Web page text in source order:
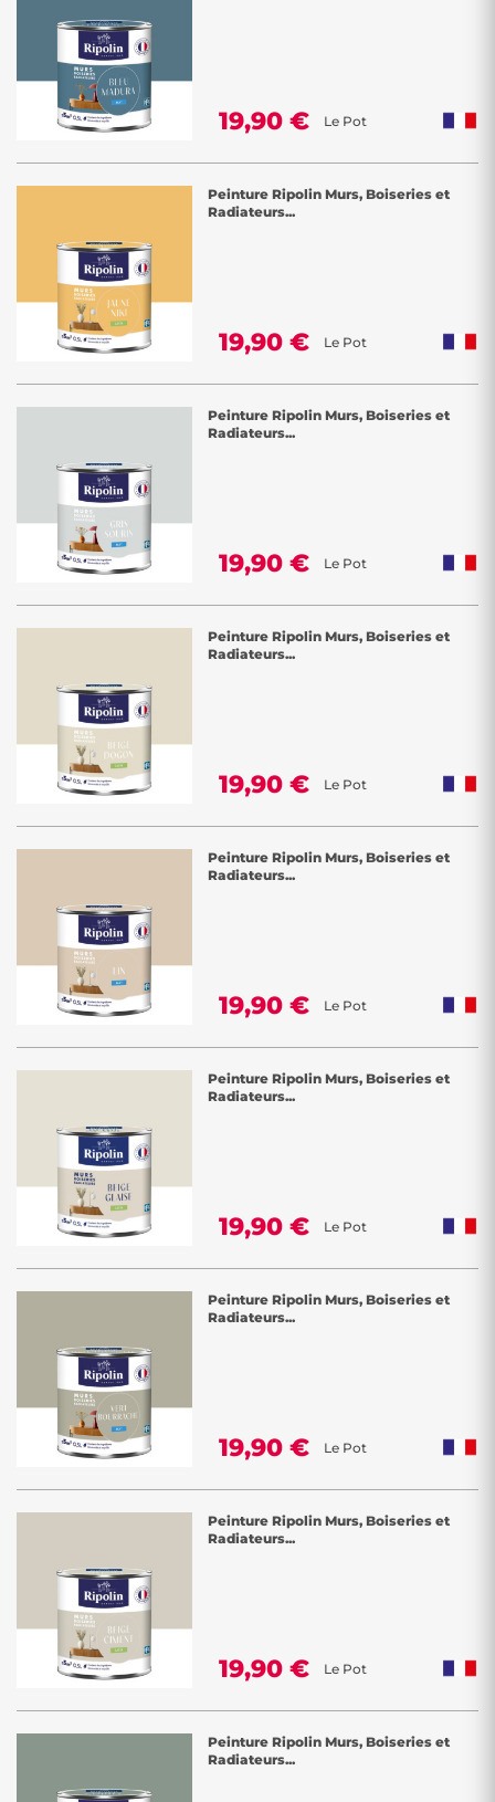
19,90 € Le Pot
Peinture Ripolin Murs, Boiseries et
Radiateurs...
19,90 € Le Pot
Peinture Ripolin Murs, Boiseries et
Radiateurs...
19,90 € Le Pot
Peinture Ripolin Murs, Boiseries et
Radiateurs...
19,90 € Le Pot
Peinture Ripolin Murs, Boiseries et
Radiateurs...
19,90 € Le Pot
Peinture Ripolin Murs, Boiseries et
Radiateurs...
19,90 € Le Pot
Peinture Ripolin Murs, Boiseries et
Radiateurs...
19,90 € Le Pot
Peinture Ripolin Murs, Boiseries et
Radiateurs...
19,90 € Le Pot
Peinture Ripolin Murs, Boiseries et
Radiateurs...